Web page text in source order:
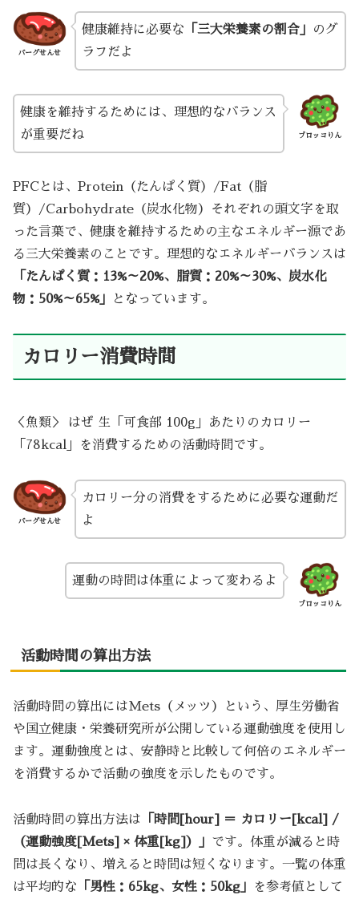
バーグせんせ
健康維持に必要な 「三大栄養素の割合」
のグ
ラフだよ
ブロッコりん
健康を維持するためには、理想的なバランス
が重要だね
PFCとは、Protein（たんぱく質）/Fat（脂
質）/Carbohydrate（炭水化物）それぞれの頭文字を取
った言葉で、健康を維持するための主なエネルギー源であ
る三大栄養素のことです。理想的なエネルギーバランスは
「たんぱく質：13%～20%、脂質：20%～30%、炭水化
物：50%～65%」
となっています。
カロリー消費時間
＜魚類＞ はぜ 生「可食部 100g」あたりのカロリー
「78kcal」を消費するための活動時間です。
バーグせんせ
カロリー分の消費をするために必要な運動だ
よ
ブロッコりん
運動の時間は体重によって変わるよ
活動時間の算出方法
活動時間の算出にはMets（メッツ）という、厚生労働省
や国立健康・栄養研究所が公開している運動強度を使用し
ます。運動強度とは、安静時と比較して何倍のエネルギー
を消費するかで活動の強度を示したものです。
活動時間の算出方法は 「時間[hour] ＝ カロリー[kcal] /
（運動強度[Mets] × 体重[kg]）」 です。体重が減ると時
間は長くなり、増えると時間は短くなります。一覧の体重
は平均的な 「男性：65kg、女性：50kg」
を参考値として